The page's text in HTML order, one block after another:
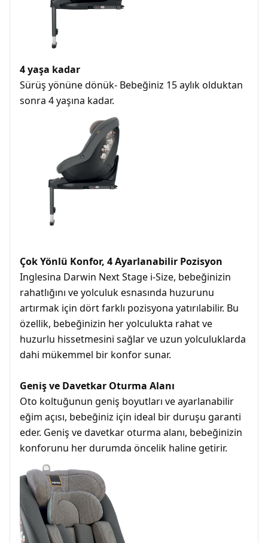
4 yaşa kadar
Sürüş yönüne dönük- Bebeğiniz 15 aylık olduktan
sonra 4 yaşına kadar.
Çok Yönlü Konfor, 4 Ayarlanabilir Pozisyon
Inglesina Darwin Next Stage i-Size, bebeğinizin
rahatlığını ve yolculuk esnasında huzurunu
artırmak için dört farklı pozisyona yatırılabilir. Bu
özellik, bebeğinizin her yolculukta rahat ve
huzurlu hissetmesini sağlar ve uzun yolculuklarda
dahi mükemmel bir konfor sunar.
Geniş ve Davetkar Oturma Alanı
Oto koltuğunun geniş boyutları ve ayarlanabilir
eğim açısı, bebeğiniz için ideal bir duruşu garanti
eder. Geniş ve davetkar oturma alanı, bebeğinizin
konforunu her durumda öncelik haline getirir.